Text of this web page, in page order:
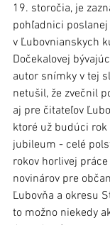
19. storočia, je
pohľadnici poslanej
v Ľubovnianskych
Dočekalovej
autor snímky v tej
netušil, že zvečnil
aj pre čitateľov
ktoré už budúci rok
jubileum - celé
rokov horlivej
novinárov pre
Ľubovňa a okresu
to možno niekedy